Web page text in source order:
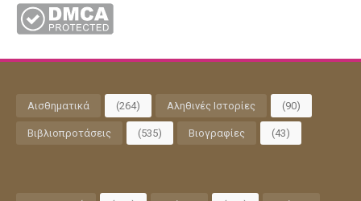
Αισθηματικά (264) Αληθινές Ιστορίες (90)
Βιβλιοπροτάσεις (535) Βιογραφίες (43)